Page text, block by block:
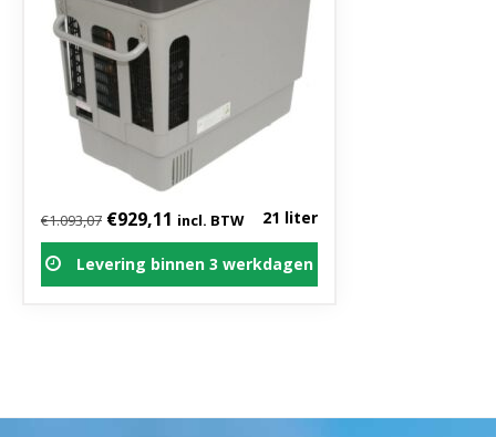
21 liter
€1.093,07 Oorspronkelijke prijs was: €1.093,07.
€929,11 Huidige prijs is: €929,11.
incl. BTW
Levering binnen 3 werkdagen